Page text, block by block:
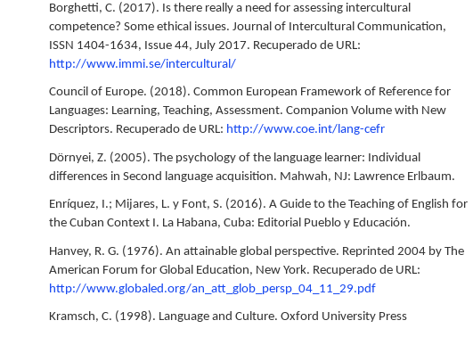
Borghetti, C. (2017). Is there really a need for assessing intercultural
competence? Some ethical issues. Journal of Intercultural Communication,
ISSN 1404-1634, Issue 44, July 2017. Recuperado de URL:
http://www.immi.se/intercultural/
Council of Europe. (2018). Common European Framework of Reference for
Languages: Learning, Teaching, Assessment. Companion Volume with New
Descriptors. Recuperado de URL: http://www.coe.int/lang-cefr
Dörnyei, Z. (2005). The psychology of the language learner: Individual
differences in Second language acquisition. Mahwah, NJ: Lawrence Erlbaum.
Enríquez, I.; Mijares, L. y Font, S. (2016). A Guide to the Teaching of English for
the Cuban Context I. La Habana, Cuba: Editorial Pueblo y Educación.
Hanvey, R. G. (1976). An attainable global perspective. Reprinted 2004 by The
American Forum for Global Education, New York. Recuperado de URL:
http://www.globaled.org/an_att_glob_persp_04_11_29.pdf
Kramsch, C. (1998). Language and Culture. Oxford University Press